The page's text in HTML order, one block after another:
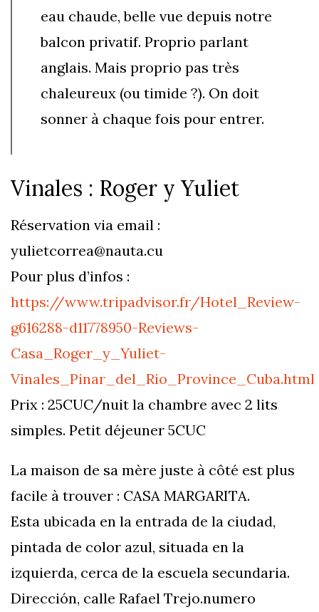
eau chaude, belle vue depuis notre
balcon privatif. Proprio parlant
anglais. Mais proprio pas très
chaleureux (ou timide ?). On doit
sonner à chaque fois pour entrer.
Vinales : Roger y Yuliet
Réservation via email :
yulietcorrea@nauta.cu
Pour plus d’infos :
https://www.tripadvisor.fr/Hotel_Review-
g616288-d11778950-Reviews-
Casa_Roger_y_Yuliet-
Vinales_Pinar_del_Rio_Province_Cuba.html
Prix : 25CUC/nuit la chambre avec 2 lits
simples. Petit déjeuner 5CUC
La maison de sa mère juste à côté est plus
facile à trouver : CASA MARGARITA.
Esta ubicada en la entrada de la ciudad,
pintada de color azul, situada en la
izquierda, cerca de la escuela secundaria.
Dirección, calle Rafael Trejo.numero